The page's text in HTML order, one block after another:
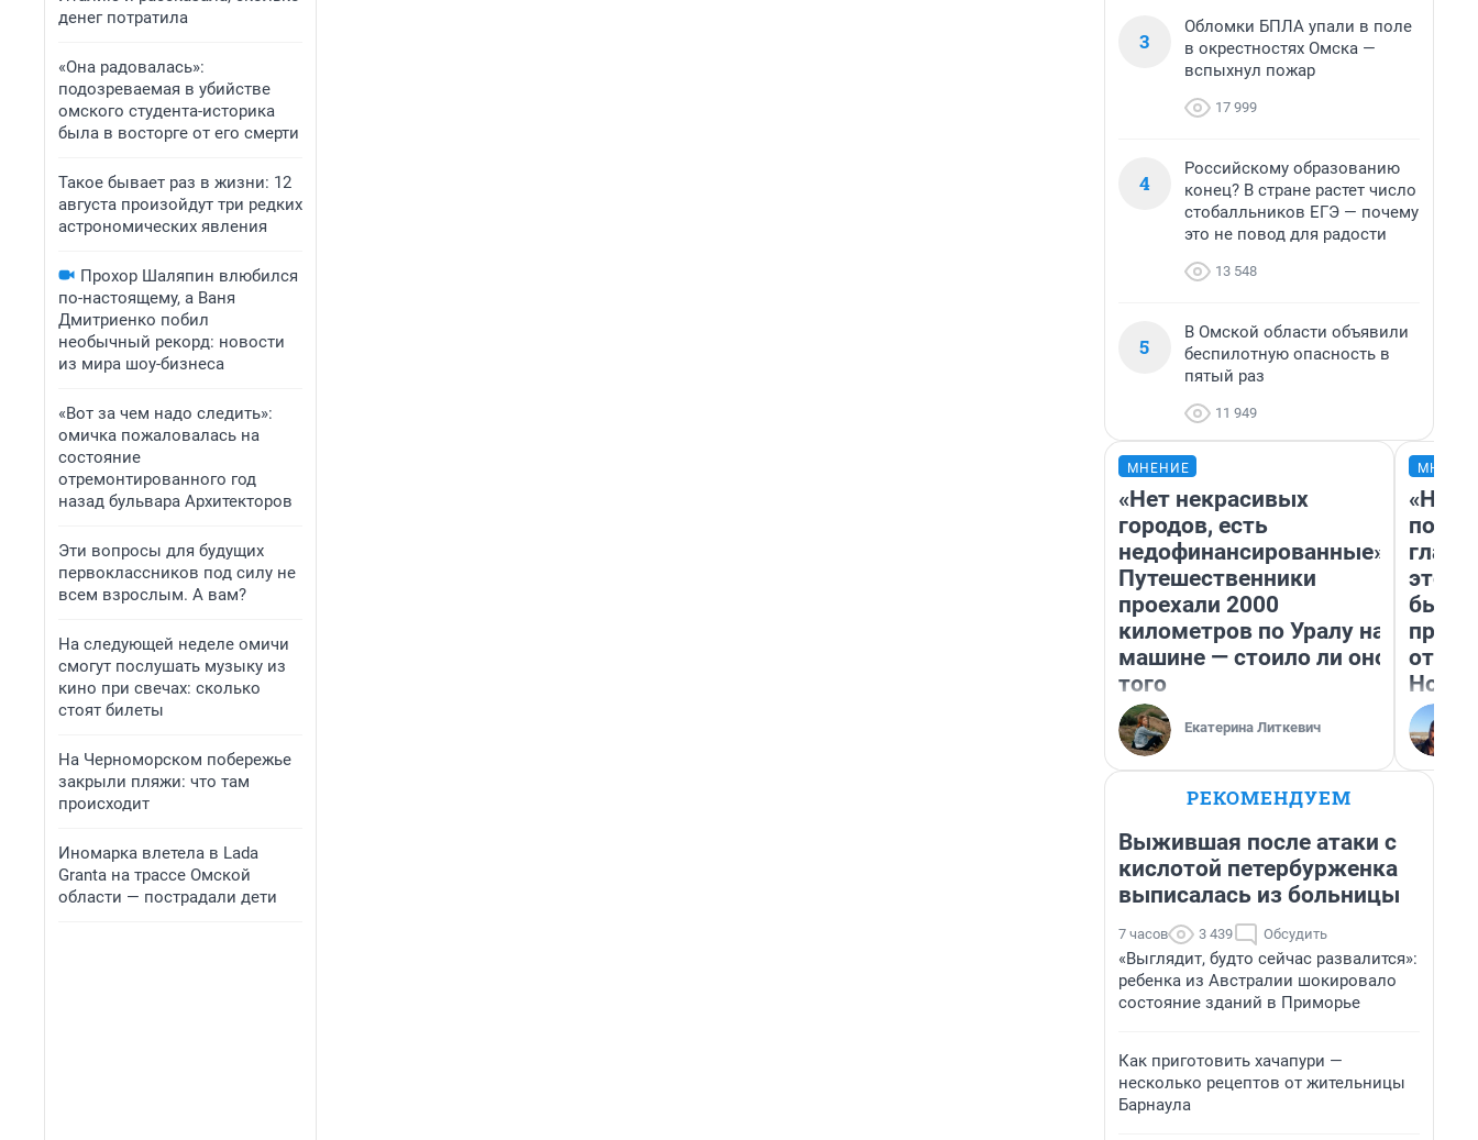
денег потратила
«Она радовалась»:
подозреваемая в убийстве
омского студента-историка
была в восторге от его смерти
Такое бывает раз в жизни: 12
августа произойдут три редких
астрономических явления
Прохор Шаляпин влюбился
по-настоящему, а Ваня
Дмитриенко побил
необычный рекорд: новости
из мира шоу-бизнеса
«Вот за чем надо следить»:
омичка пожаловалась на
состояние
отремонтированного год
назад бульвара Архитекторов
Эти вопросы для будущих
первоклассников под силу не
всем взрослым. А вам?
На следующей неделе омичи
смогут послушать музыку из
кино при свечах: сколько
стоят билеты
На Черноморском побережье
закрыли пляжи: что там
происходит
Иномарка влетела в Lada
Granta на трассе Омской
области — пострадали дети
3
Обломки БПЛА упали в поле
в окрестностях Омска —
вспыхнул пожар
17 999
4
Российскому образованию
конец? В стране растет число
стобалльников ЕГЭ — почему
это не повод для радости
13 548
5
В Омской области объявили
беспилотную опасность в
пятый раз
11 949
МНЕНИЕ
«Нет некрасивых
городов, есть
недофинансированные».
Путешественники
проехали 2000
километров по Уралу на
машине — стоило ли оно
того
Екатерина Литкевич
этого
бьет
РЕКОМЕНДУЕМ
Выжившая после атаки с
кислотой петербурженка
выписалась из больницы
7 часов 3 439 Обсудить
«Выглядит, будто сейчас развалится»:
ребенка из Австралии шокировало
состояние зданий в Приморье
Как приготовить хачапури —
несколько рецептов от жительницы
Барнаула